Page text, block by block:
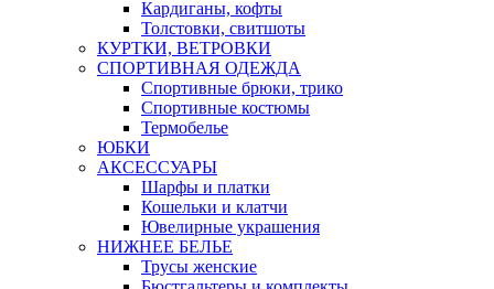
Кардиганы, кофты
Толстовки, свитшоты
КУРТКИ, ВЕТРОВКИ
СПОРТИВНАЯ ОДЕЖДА
Спортивные брюки, трико
Спортивные костюмы
Термобелье
ЮБКИ
AКСЕССУАРЫ
Шарфы и платки
Кошельки и клатчи
Ювелирные украшения
НИЖНЕЕ БЕЛЬЕ
Трусы женские